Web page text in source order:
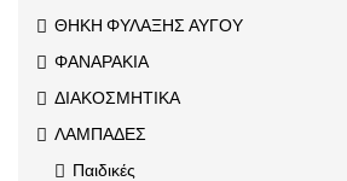
ΘΗΚΗ ΦΥΛΑΞΗΣ ΑΥΓΟΥ
ΦΑΝΑΡΑΚΙΑ
ΔΙΑΚΟΣΜΗΤΙΚΑ
ΛΑΜΠΑΔΕΣ
Παιδικές